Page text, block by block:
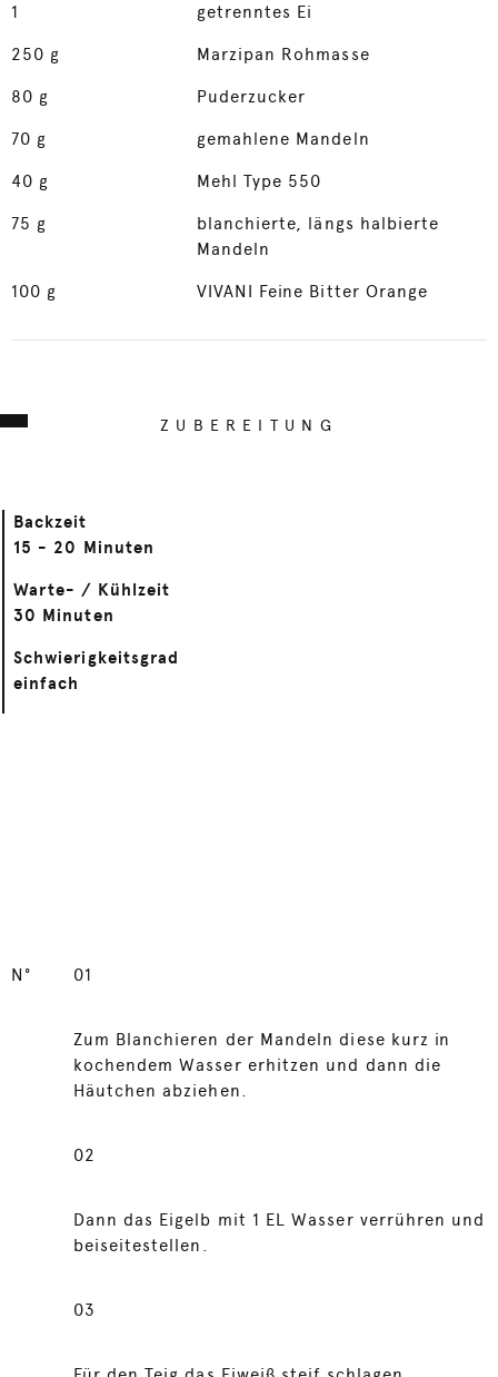
1 getrenntes Ei
250 g Marzipan Rohmasse
80 g Puderzucker
70 g gemahlene Mandeln
40 g Mehl Type 550
75 g
blanchierte, längs halbierte
Mandeln
100 g VIVANI Feine Bitter Orange
ZUBEREITUNG
Backzeit
15 - 20 Minuten
Warte- / Kühlzeit
30 Minuten
Schwierigkeitsgrad
einfach
N° 01
Zum Blanchieren der Mandeln diese kurz in
kochendem Wasser erhitzen und dann die
Häutchen abziehen.
02
Dann das Eigelb mit 1 EL Wasser verrühren und
beiseitestellen.
03